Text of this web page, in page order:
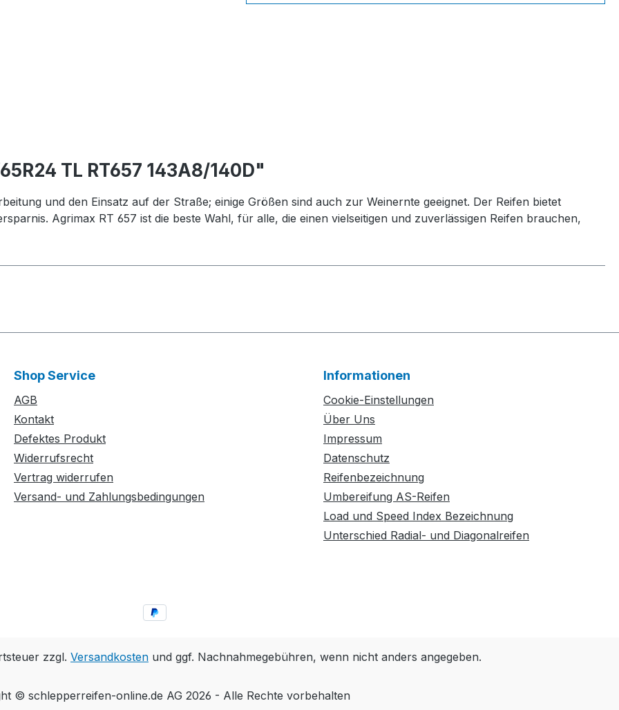
TL RT657 143A8/140D"
und den Einsatz auf der Straße; einige Größen sind auch zur Weinernte geeignet. Der Reifen bietet
Agrimax RT 657 ist die beste Wahl, für alle, die einen vielseitigen und zuverlässigen Reifen brauchen,
Shop Service
AGB
Kontakt
Defektes Produkt
Widerrufsrecht
Vertrag widerrufen
Versand- und Zahlungsbedingungen
Informationen
Cookie-Einstellungen
Über Uns
Impressum
Datenschutz
Reifenbezeichnung
Umbereifung AS-Reifen
Load und Speed Index Bezeichnung
Unterschied Radial- und Diagonalreifen
zzgl. Versandkosten und ggf. Nachnahmegebühren, wenn nicht anders angegeben.
© schlepperreifen-online.de AG 2026 - Alle Rechte vorbehalten